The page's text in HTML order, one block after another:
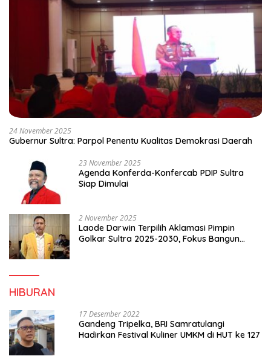
24 November 2025
Gubernur Sultra: Parpol Penentu Kualitas Demokrasi Daerah
23 November 2025
Agenda Konferda-Konfercab PDIP Sultra
Siap Dimulai
2 November 2025
Laode Darwin Terpilih Aklamasi Pimpin
Golkar Sultra 2025-2030, Fokus Bangun
HIBURAN
17 Desember 2022
Gandeng Tripelka, BRI Samratulangi
Hadirkan Festival Kuliner UMKM di HUT ke 127